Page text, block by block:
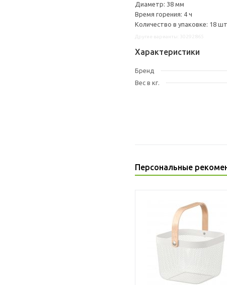
Диаметр: 38 мм
Время горения: 4 ч
Количество в упаковке: 18 шт
Характеристики
Бренд
Вес в кг.
Персональные